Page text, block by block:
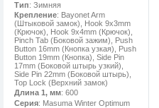
Тип: Зимняя
Крепление: Bayonet Arm
(Штыковой замок), Hook 9x3mm
(Крючок), Hook 9x4mm (Крючок),
Pinch Tab (Боковой зажим), Push
Button 16mm (Кнопка узкая), Push
Button 19mm (Кнопка), Side Pin
17mm (Боковой штырь узкий),
Side Pin 22mm (Боковой штырь),
Top Lock (Верхний замок)
Длина 1, мм: 600
Серия: Masuma Winter Optimum